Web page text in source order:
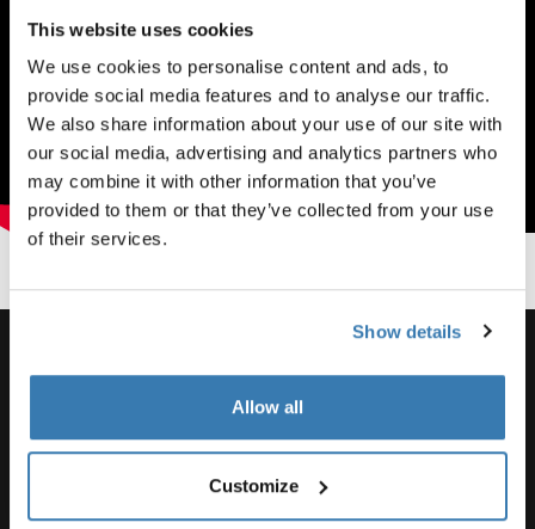
This website uses cookies
We use cookies to personalise content and ads, to
provide social media features and to analyse our traffic.
We also share information about your use of our site with
our social media, advertising and analytics partners who
may combine it with other information that you’ve
provided to them or that they’ve collected from your use
of their services.
Show details
Allow all
Customize
Produkt support